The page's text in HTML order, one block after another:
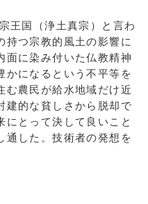
王国（浄土真宗）と言わ
持つ宗教的風土の影響に
面に染み付いた仏教精神
かになるという不平等を
む農民が給水地域だけ近
建的な貧しさから脱却で
にとって決して良いこと
通した。技術者の発想を